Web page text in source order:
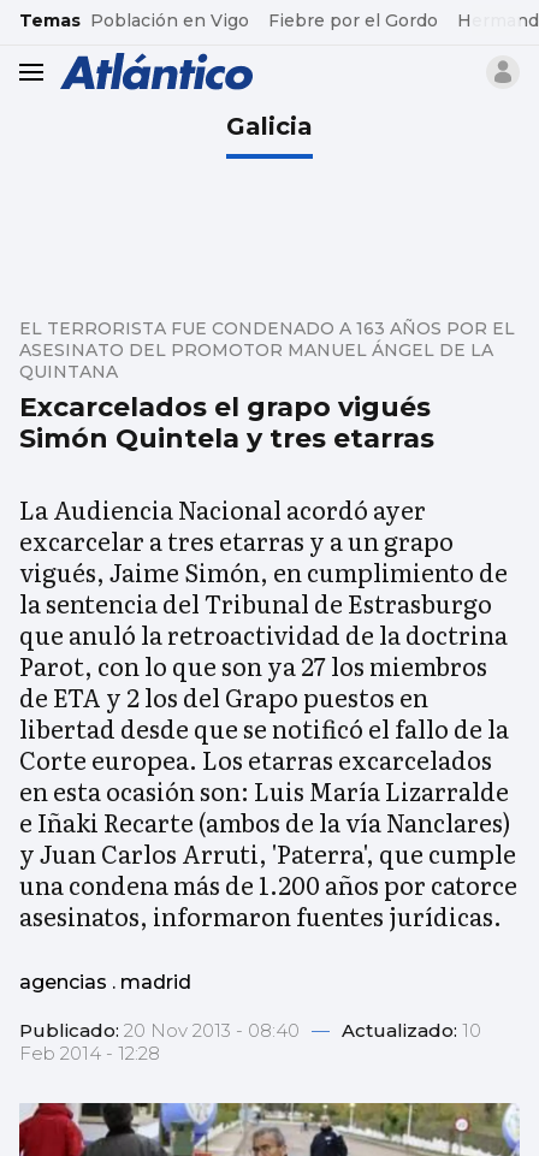
common.go-to-content
Temas Población en Vigo Fiebre por el Gordo
header.menu.open
Galicia
Excarcelados el grapo vigués
Simón Quintela y tres etarras
EL TERRORISTA FUE CONDENADO A 163 AÑOS POR EL
ASESINATO DEL PROMOTOR MANUEL ÁNGEL DE LA
QUINTANA
La Audiencia Nacional acordó ayer
excarcelar a tres etarras y a un grapo
vigués, Jaime Simón, en cumplimiento de
la sentencia del Tribunal de Estrasburgo
que anuló la retroactividad de la doctrina
Parot, con lo que son ya 27 los miembros
de ETA y 2 los del Grapo puestos en
libertad desde que se notificó el fallo de la
Corte europea. Los etarras excarcelados
en esta ocasión son: Luis María Lizarralde
e Iñaki Recarte (ambos de la vía Nanclares)
y Juan Carlos Arruti, 'Paterra', que cumple
una condena más de 1.200 años por catorce
asesinatos, informaron fuentes jurídicas.
agencias . madrid
Publicado: 20 Nov 2013 - 08:40 — Actualizado: 10
Feb 2014 - 12:28